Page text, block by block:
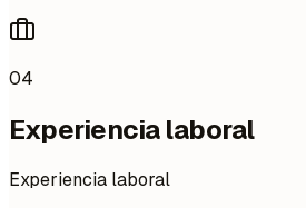
04
Experiencia laboral
Experiencia laboral